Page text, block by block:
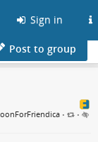
Sign in
Post to group
• •